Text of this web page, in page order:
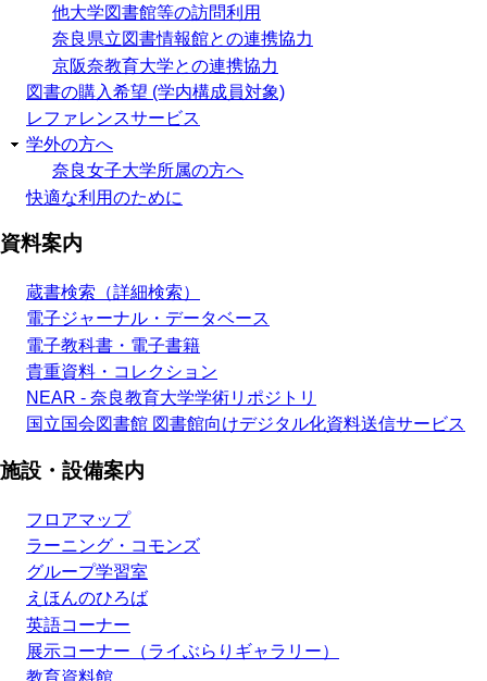
他大学図書館等の訪問利用
奈良県立図書情報館との連携協力
京阪奈教育大学との連携協力
図書の購入希望 (学内構成員対象)
レファレンスサービス
学外の方へ
奈良女子大学所属の方へ
快適な利用のために
資料案内
蔵書検索（詳細検索）
電子ジャーナル・データベース
電子教科書・電子書籍
貴重資料・コレクション
NEAR - 奈良教育大学学術リポジトリ
国立国会図書館 図書館向けデジタル化資料送信サービス
施設・設備案内
フロアマップ
ラーニング・コモンズ
グループ学習室
えほんのひろば
英語コーナー
展示コーナー（ライぶらりギャラリー）
教育資料館